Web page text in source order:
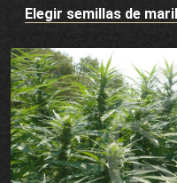
Elegir semillas de